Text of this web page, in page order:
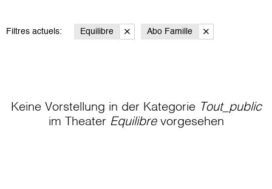
Filtres actuels: Equilibre Abo Famille
Keine Vorstellung in der Kategorie Tout_public
im Theater Equilibrevorgesehen